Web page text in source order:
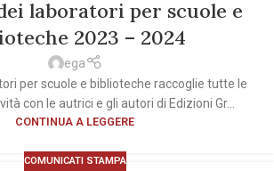
laboratori per scuole e
2023 – 2024
ega
per scuole e biblioteche raccoglie tutte le
con le autrici e gli autori di Edizioni Gr...
CONTINUA A LEGGERE
COMUNICATI STAMPA